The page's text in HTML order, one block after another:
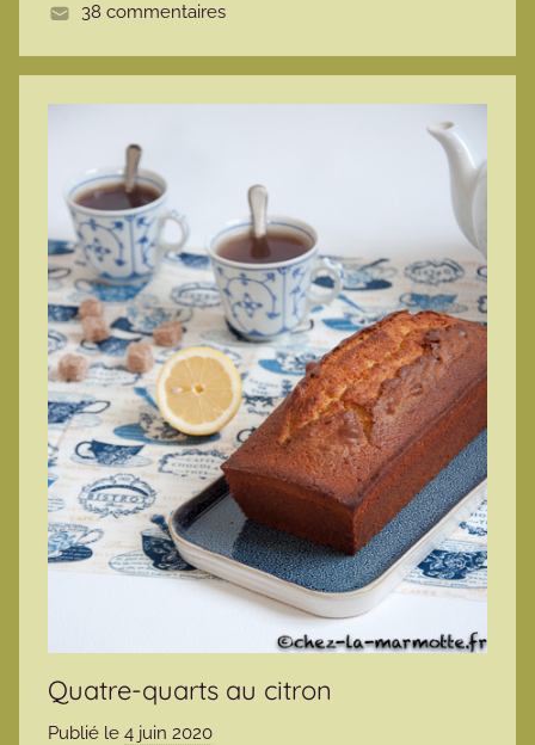
38 commentaires
Quatre-quarts au citron
Publié le 4 juin 2020